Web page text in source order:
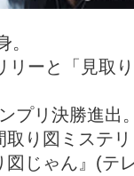
リーと「見取り
プリ決勝進出
り図ミステリ
図じゃん』(テ